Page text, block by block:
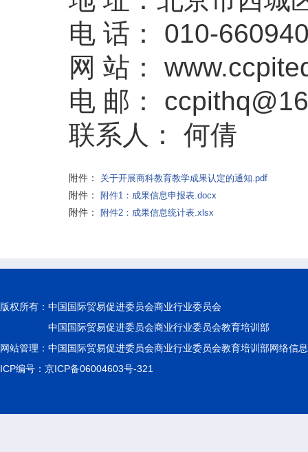
电 话： 010-
网 站：
电 邮：
联系人： 何倩
附件： 关于开展商科教育教学成果认定的通知.pdf
附件： 附件1：成果信息申报表.docx
附件： 附件2：成果信息统计表.xlsx
版权所有： 中国国际贸易促进委员会商业行业委员会
中国国际贸易促进委员会商业行业委员会教育培训部
网站管理：中国国际贸易促进委员会商业行业委员会教育培训部网络信
ICP编号：京ICP备06004603号-321